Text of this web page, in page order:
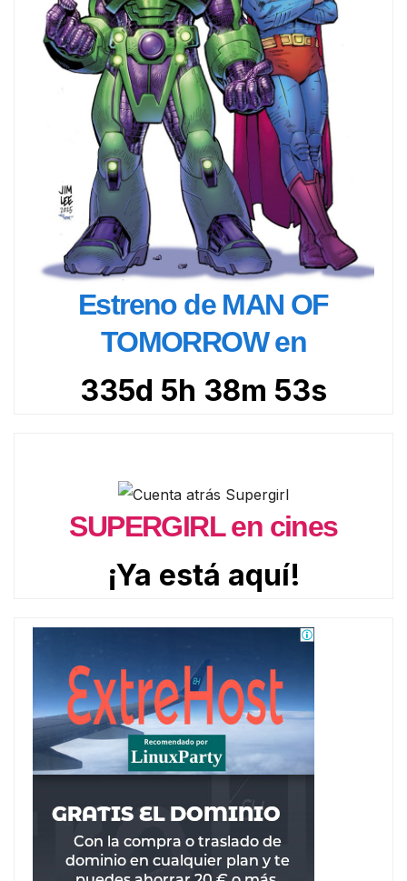
Estreno de MAN OF
TOMORROW en
335d 5h 38m 52s
SUPERGIRL en cines
¡Ya está aquí!